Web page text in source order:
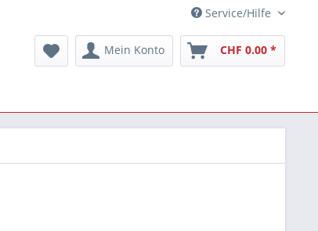
Service/Hilfe
Mein Konto CHF 0.00 *